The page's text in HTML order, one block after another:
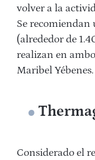
volver a la
Se recomiendan
(alrededor de
realizan en
Maribel Yébenes.
Considerado el